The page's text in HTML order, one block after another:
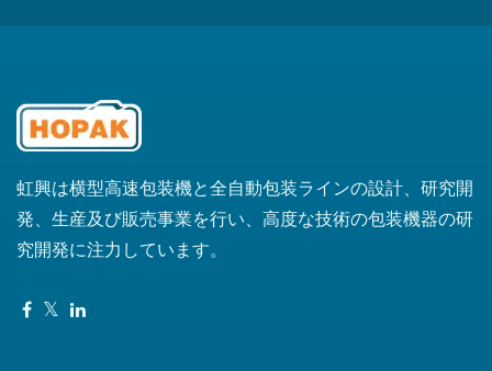
虹興は横型高速包装機と全自動包装ラインの設計、研究開
発、生産及び販売事業を行い、高度な技術の包装機器の研
究開発に注力しています。